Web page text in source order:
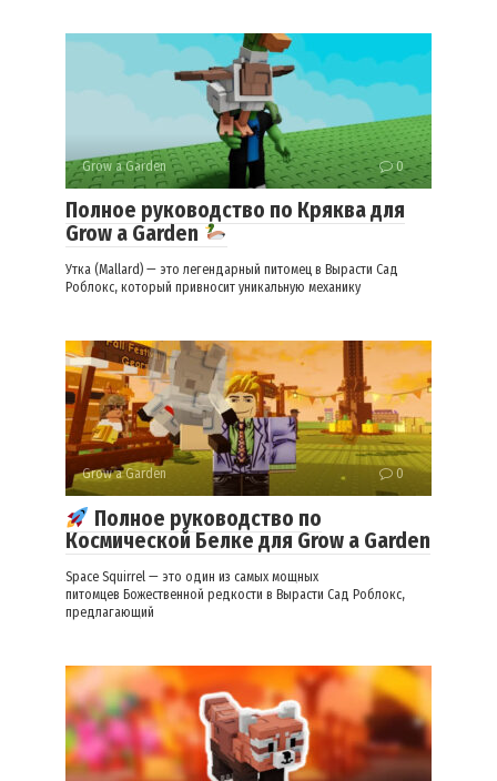
Grow a Garden 0
Полное руководство по Кряква для
Grow a Garden
Утка (Mallard) — это легендарный питомец в Вырасти Сад
Роблокс, который привносит уникальную механику
Grow a Garden 0
Полное руководство по
Космической Белке для Grow a Garden
Space Squirrel — это один из самых мощных
питомцев Божественной редкости в Вырасти Сад Роблокс,
предлагающий